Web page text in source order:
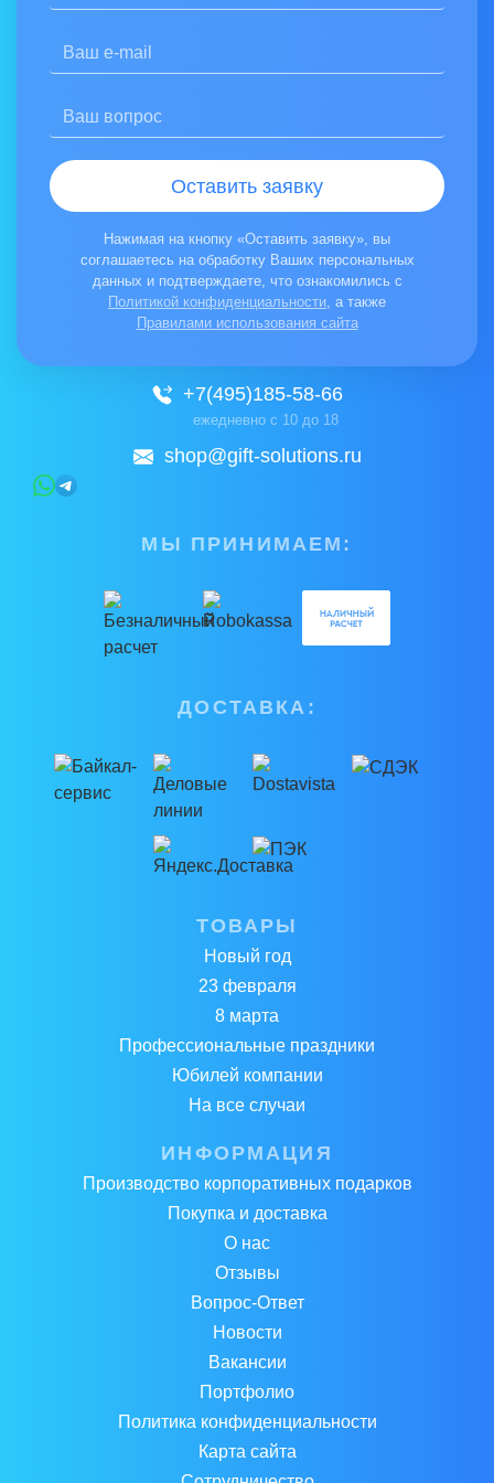
+7(495)185-58-66
ежедневно с 10 до 18
shop@gift-solutions.ru
МЫ ПРИНИМАЕМ:
ДОСТАВКА:
ТОВАРЫ
Новый год
23 февраля
8 марта
Профессиональные праздники
Юбилей компании
На все случаи
ИНФОРМАЦИЯ
Производство корпоративных подарков
Покупка и доставка
О нас
Отзывы
Вопрос-Ответ
Новости
Вакансии
Портфолио
Политика конфиденциальности
Карта сайта
Оставить заявку
Нажимая на кнопку «Оставить заявку», вы
соглашаетесь на обработку Ваших персональных
данных и подтверждаете, что ознакомились с
Политикой конфиденциальности, а также
Правилами использования сайта
Соглашаюсь на обработку персональных данных
Ознакомлен(а) с
Отзыв:
Нажимая на кнопку «Отправить отзыв», вы соглашаетесь на